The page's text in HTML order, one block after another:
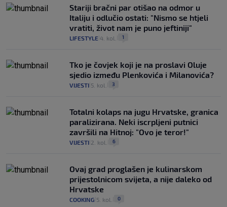
Stariji bračni par otišao na odmor u
Italiju i odlučio ostati: "Nismo se htjeli
vratiti, život nam je puno jeftiniji"
LIFESTYLE 4. kol. 1
Tko je čovjek koji je na proslavi Oluje
sjedio između Plenkovića i Milanovića?
VIJESTI 5. kol. 3
Totalni kolaps na jugu Hrvatske, granica
paralizirana. Neki iscrpljeni putnici
završili na Hitnoj: "Ovo je teror!"
VIJESTI 2. kol. 6
Ovaj grad proglašen je kulinarskom
prijestolnicom svijeta, a nije daleko od
Hrvatske
COOKING 5. kol. 0